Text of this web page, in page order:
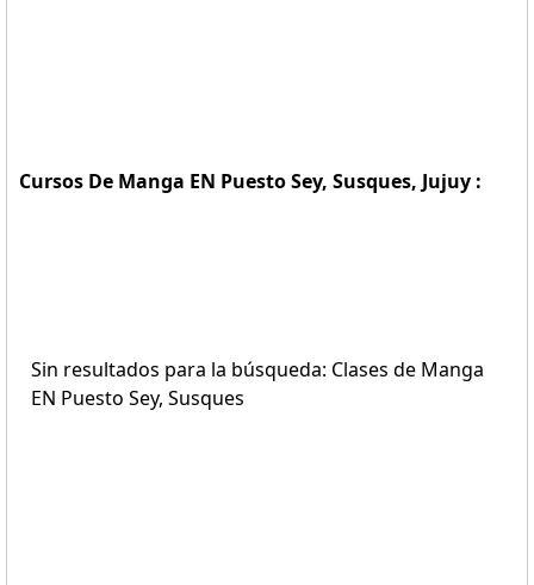
Cursos De Manga EN Puesto Sey, Susques, Jujuy :
Sin resultados para la búsqueda: Clases de Manga
EN Puesto Sey, Susques